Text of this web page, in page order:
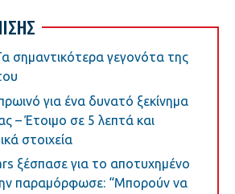
σημαντικότερα γεγονότα της
για ένα δυνατό ξεκίνημα
– Έτοιμο σε 5 λεπτά και
στοιχεία
ξέσπασε για το αποτυχημένο
παραμόρφωσε: “Μπορούν να